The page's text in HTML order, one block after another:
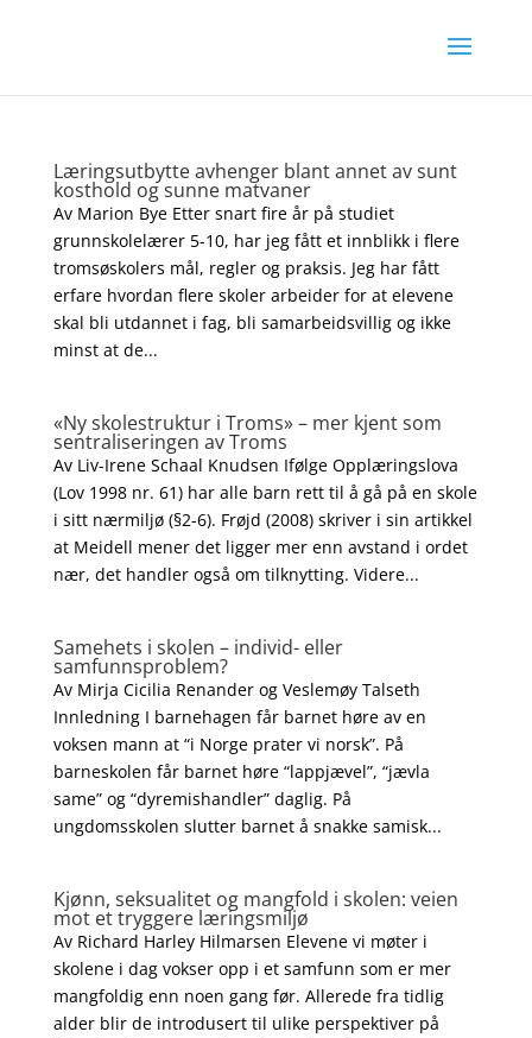
Læringsutbytte avhenger blant annet av sunt
kosthold og sunne matvaner
Av Marion Bye Etter snart fire år på studiet
grunnskolelærer 5-10, har jeg fått et innblikk i flere
tromsøskolers mål, regler og praksis. Jeg har fått
erfare hvordan flere skoler arbeider for at elevene
skal bli utdannet i fag, bli samarbeidsvillig og ikke
minst at de...
«Ny skolestruktur i Troms» – mer kjent som
sentraliseringen av Troms
Av Liv-Irene Schaal Knudsen Ifølge Opplæringslova
(Lov 1998 nr. 61) har alle barn rett til å gå på en skole
i sitt nærmiljø (§2-6). Frøjd (2008) skriver i sin artikkel
at Meidell mener det ligger mer enn avstand i ordet
nær, det handler også om tilknytting. Videre...
Samehets i skolen – individ- eller
samfunnsproblem?
Av Mirja Cicilia Renander og Veslemøy Talseth
Innledning I barnehagen får barnet høre av en
voksen mann at “i Norge prater vi norsk”. På
barneskolen får barnet høre “lappjævel”, “jævla
same” og “dyremishandler” daglig. På
ungdomsskolen slutter barnet å snakke samisk...
Kjønn, seksualitet og mangfold i skolen: veien
mot et tryggere læringsmiljø
Av Richard Harley Hilmarsen Elevene vi møter i
skolene i dag vokser opp i et samfunn som er mer
mangfoldig enn noen gang før. Allerede fra tidlig
alder blir de introdusert til ulike perspektiver på